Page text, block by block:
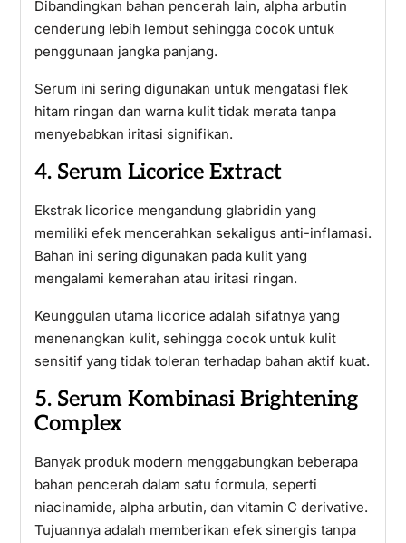
Dibandingkan bahan pencerah lain, alpha arbutin
cenderung lebih lembut sehingga cocok untuk
penggunaan jangka panjang.
Serum ini sering digunakan untuk mengatasi flek
hitam ringan dan warna kulit tidak merata tanpa
menyebabkan iritasi signifikan.
4. Serum Licorice Extract
Ekstrak licorice mengandung glabridin yang
memiliki efek mencerahkan sekaligus anti-inflamasi.
Bahan ini sering digunakan pada kulit yang
mengalami kemerahan atau iritasi ringan.
Keunggulan utama licorice adalah sifatnya yang
menenangkan kulit, sehingga cocok untuk kulit
sensitif yang tidak toleran terhadap bahan aktif kuat.
5. Serum Kombinasi Brightening
Complex
Banyak produk modern menggabungkan beberapa
bahan pencerah dalam satu formula, seperti
niacinamide, alpha arbutin, dan vitamin C derivative.
Tujuannya adalah memberikan efek sinergis tanpa